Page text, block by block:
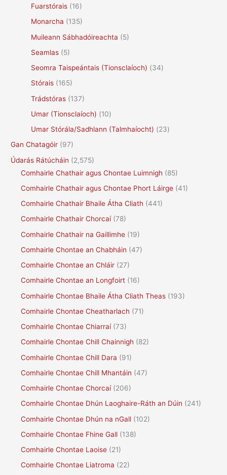
Fuarstórais (16)
Monarcha (135)
Muileann Sábhadóireachta (5)
Seamlas (5)
Seomra Taispeántais (Tionsclaíoch) (34)
Stórais (165)
Trádstóras (137)
Umar (Tionsclaíoch) (10)
Umar Stórála/Sadhlann (Talmhaíocht) (23)
Gan Chatagóir (97)
Údarás Rátúcháin (2,575)
Comhairle Chathair agus Chontae Luimnigh (85)
Comhairle Chathair agus Chontae Phort Láirge (41)
Comhairle Chathair Bhaile Átha Cliath (441)
Comhairle Chathair Chorcaí(78)
Comhairle Chathair na Gaillimhe (19)
Comhairle Chontae an Chabháin (47)
Comhairle Chontae an Chláir (27)
Comhairle Chontae an Longfoirt (16)
Comhairle Chontae Bhaile Átha Cliath Theas (193)
Comhairle Chontae Cheatharlach (71)
Comhairle Chontae Chiarraí(73)
Comhairle Chontae Chill Chainnigh (82)
Comhairle Chontae Chill Dara (91)
Comhairle Chontae Chill Mhantáin (47)
Comhairle Chontae Chorcaí(206)
Comhairle Chontae Dhún Laoghaire-Ráth an Dúin (241)
Comhairle Chontae Dhún na nGall (102)
Comhairle Chontae Fhine Gall (138)
Comhairle Chontae Laoise (21)
Comhairle Chontae Liatroma (22)